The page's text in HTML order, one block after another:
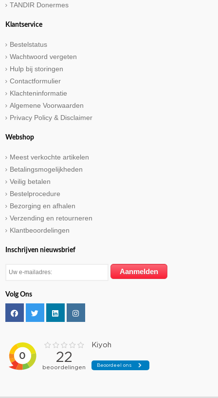
TANDIR Donermes
Klantservice
Bestelstatus
Wachtwoord vergeten
Hulp bij storingen
Contactformulier
Klachteninformatie
Algemene Voorwaarden
Privacy Policy & Disclaimer
Webshop
Meest verkochte artikelen
Betalingsmogelijkheden
Veilig betalen
Bestelprocedure
Bezorging en afhalen
Verzending en retourneren
Klantbeoordelingen
Inschrijven nieuwsbrief
Volg Ons